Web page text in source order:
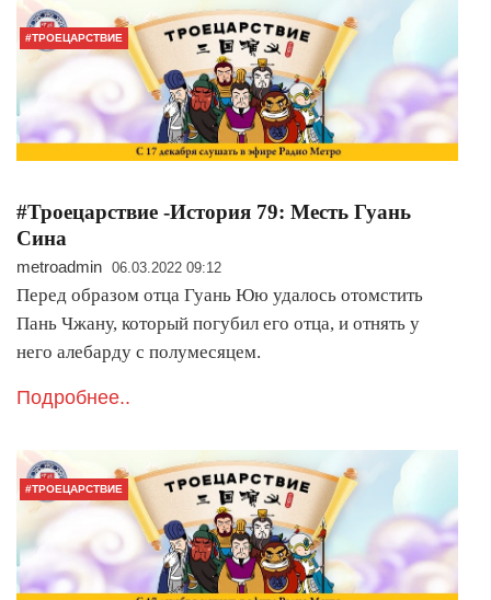
#ТРОЕЦАРСТВИЕ
#Троецарствие -История 79: Месть Гуань
Сина
metroadmin 06.03.2022 09:12
Перед образом отца Гуань Юю удалось отомстить
Пань Чжану, который погубил его отца, и отнять у
него алебарду с полумесяцем.
Подробнее..
#ТРОЕЦАРСТВИЕ